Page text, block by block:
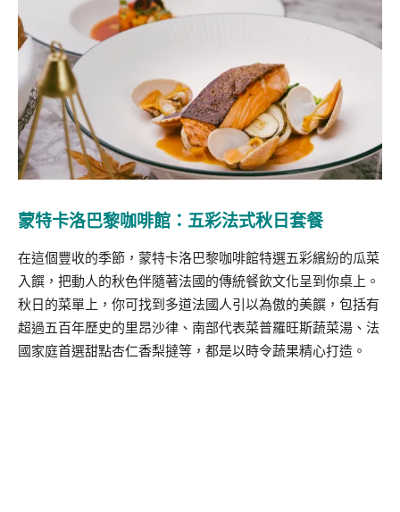
蒙特卡洛巴黎咖啡館：五彩法式秋日套餐
在這個豐收的季節，蒙特卡洛巴黎咖啡館特選五彩繽紛的瓜菜
入饌，把動人的秋色伴隨著法國的傳統餐飲文化呈到你桌上。
秋日的菜單上，你可找到多道法國人引以為傲的美饌，包括有
超過五百年歷史的里昂沙律、南部代表菜普羅旺斯蔬菜湯、法
國家庭首選甜點杏仁香梨撻等，都是以時令蔬果精心打造。